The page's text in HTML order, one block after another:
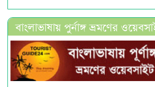
বাংলাভাষায় পুর্নাঙ্গ ভ্রমণের